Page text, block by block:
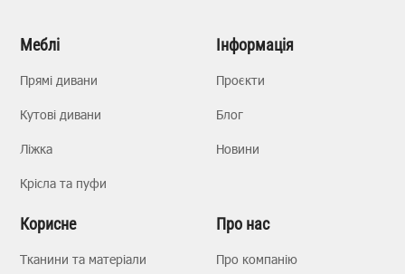
Меблі
Прямі дивани
Кутові дивани
Ліжка
Крісла та пуфи
Інформація
Проєкти
Блог
Новини
Корисне
Тканини та матеріали
Про нас
Про компанію